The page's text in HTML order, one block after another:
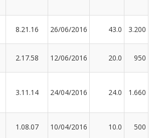
8.21.16 26/06/2016 43.0 3.200
2.17.58 12/06/2016 20.0 950
3.11.14 24/04/2016 24.0 1.660
1.08.07 10/04/2016 10.0 500